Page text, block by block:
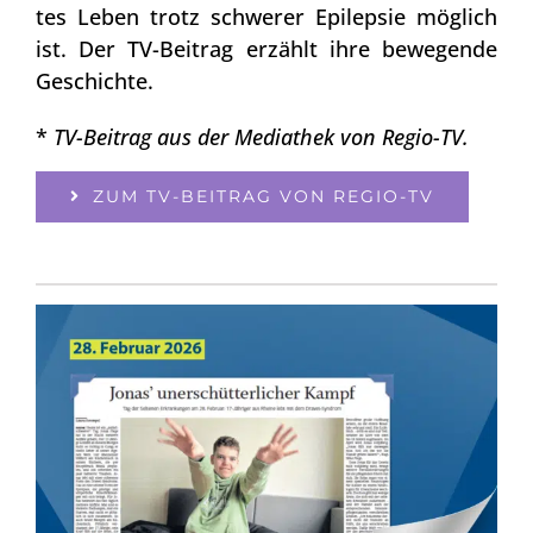
tes Leben trotz schwe­rer Epi­lep­sie mög­lich
ist. Der TV-Bei­trag erzählt ihre bewe­gen­de
Geschich­te.
* TV-Bei­trag aus der Media­thek von Regio-TV.
ZUM TV-BEI­TRAG VON REGIO-TV